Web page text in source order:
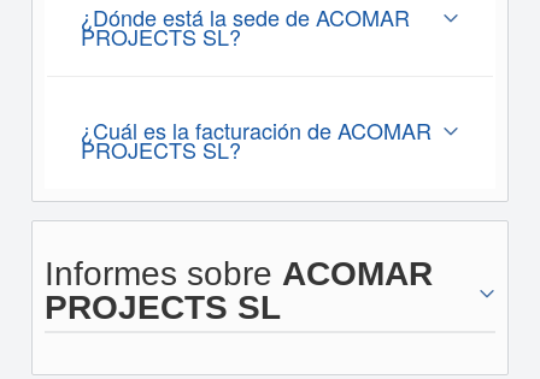
¿Dónde está la sede de ACOMAR
PROJECTS SL?
¿Cuál es la facturación de ACOMAR
PROJECTS SL?
Informes sobre ACOMAR
PROJECTS SL